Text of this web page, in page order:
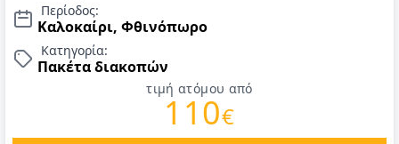
Περίοδος:
Καλοκαίρι, Φθινόπωρο
Κατηγορία:
Πακέτα διακοπών
τιμή ατόμου από
110€